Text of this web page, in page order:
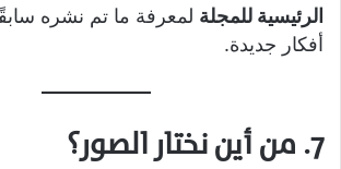
الرئيسية للمجلة لمعرفة ما تم نشره
أفكار جديدة.
7. من أين نختار الصور؟